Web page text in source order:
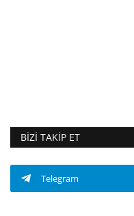
BIZI TAKIP ET
Telegram